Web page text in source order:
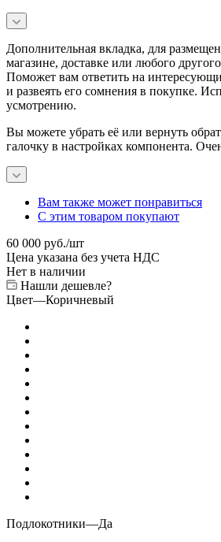
Дополнительная вкладка, для
магазине, доставке или любого
Поможет вам ответить на
и развеять его сомнения в покупке.
усмотрению.
Вы можете убрать её или вернуть
галочку в настройках компонента.
Вам также может понравиться
С этим товаром покупают
60 000 руб./шт
Цена указана без учета НДС
Нет в наличии
Нашли дешевле?
Цвет—Коричневый
Подлокотники—Да